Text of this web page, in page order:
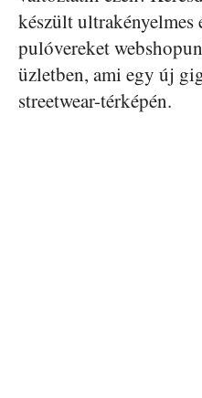
készült ultrakényelmes
pulóvereket
üzletben, ami egy új
streetwear-térképén.